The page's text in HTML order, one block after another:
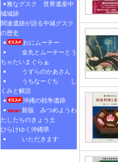
雅なグスク 世界遺産中
城城跡
関連遺跡が語る中城グスク
の歴史
おにムーチー
金丸とムーチーとう
ちゃたいまぐらぁ
うずらのかあさん
うちなーぐち し
くみと解説
沖縄の戦争遺跡
新版 みつめようわ
たしたちのきょう土
ひらけゆく沖縄県
いただきます